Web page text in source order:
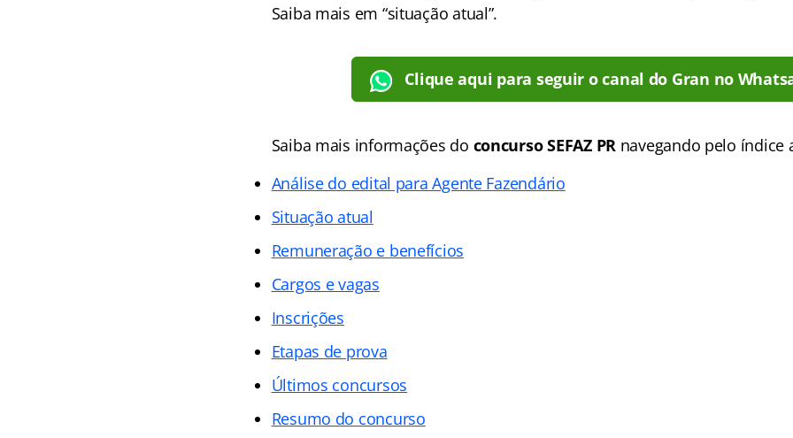
Saiba mais em “situação atual”.
Clique aqui para seguir o canal do Gran no
Saiba mais informações do concurso SEFAZ PR navegando pelo índice
Análise do edital para Agente Fazendário
Situação atual
Remuneração e benefícios
Cargos e vagas
Inscrições
Etapas de prova
Últimos concursos
Resumo do concurso